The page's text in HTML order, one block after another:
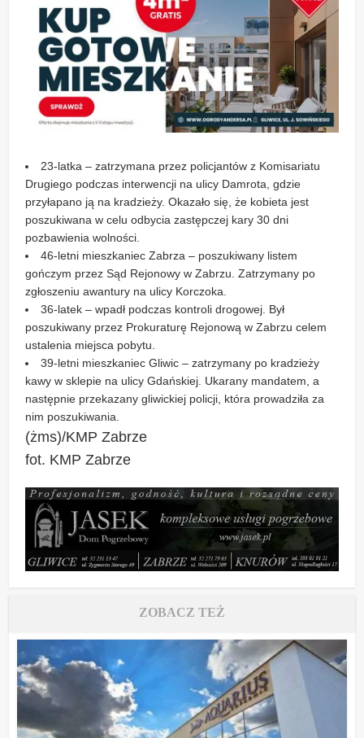
23-latka – zatrzymana przez policjantów z Komisariatu
Drugiego podczas interwencji na ulicy Damrota, gdzie
przyłapano ją na kradzieży. Okazało się, że kobieta jest
poszukiwana w celu odbycia zastępczej kary 30 dni
pozbawienia wolności.
46-letni mieszkaniec Zabrza – poszukiwany listem
gończym przez Sąd Rejonowy w Zabrzu. Zatrzymany po
zgłoszeniu awantury na ulicy Korczoka.
36-latek – wpadł podczas kontroli drogowej. Był
poszukiwany przez Prokuraturę Rejonową w Zabrzu celem
ustalenia miejsca pobytu.
39-letni mieszkaniec Gliwic – zatrzymany po kradzieży
kawy w sklepie na ulicy Gdańskiej. Ukarany mandatem, a
następnie przekazany gliwickiej policji, która prowadziła za
nim poszukiwania.
(żms)/KMP Zabrze
fot. KMP Zabrze
ZOBACZ TEŻ